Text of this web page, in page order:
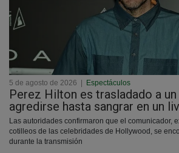
5 de agosto de 2026 Espectáculos
Perez Hilton es trasladado a
agredirse hasta sangrar en un
Las autoridades confirmaron que el comunicador,
cotilleos de las celebridades de Hollywood, se
durante la transmisión